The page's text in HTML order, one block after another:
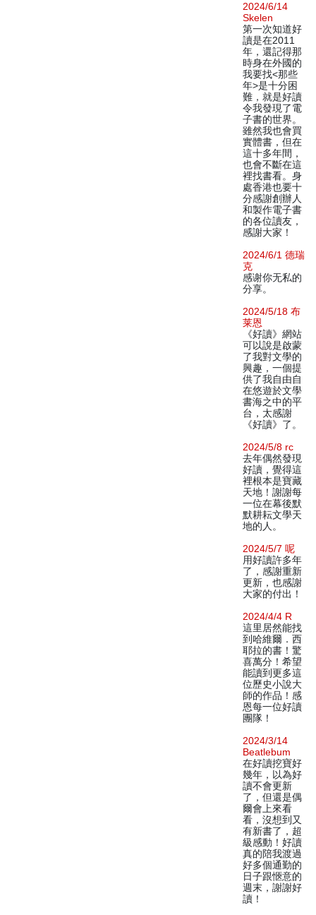
2024/6/14
Skelen
第一次知道好
讀是在2011
年，還記得那
時身在外國的
我要找<那些
年>是十分困
難，就是好讀
令我發現了電
子書的世界。
雖然我也會買
實體書，但在
這十多年間，
也會不斷在這
裡找書看。身
處香港也要十
分感謝創辦人
和製作電子書
的各位讀友，
感謝大家！
2024/6/1 德瑞
克
感谢你无私的
分享。
2024/5/18 布
莱恩
《好讀》網站
可以說是啟蒙
了我對文學的
興趣，一個提
供了我自由自
在悠遊於文學
書海之中的平
台，太感謝
《好讀》了。
2024/5/8 rc
去年偶然發現
好讀，覺得這
裡根本是寶藏
天地！謝謝每
一位在幕後默
默耕耘文學天
地的人。
2024/5/7 呢
用好讀許多年
了，感謝重新
更新，也感謝
大家的付出！
2024/4/4 R
這里居然能找
到哈維爾．西
耶拉的書！驚
喜萬分！希望
能讀到更多這
位歷史小說大
師的作品！感
恩每一位好讀
團隊！
2024/3/14
Beatlebum
在好讀挖寶好
幾年，以為好
讀不會更新
了，但還是偶
爾會上來看
看，沒想到又
有新書了，超
級感動！好讀
真的陪我渡過
好多個通勤的
日子跟愜意的
週末，謝謝好
讀！